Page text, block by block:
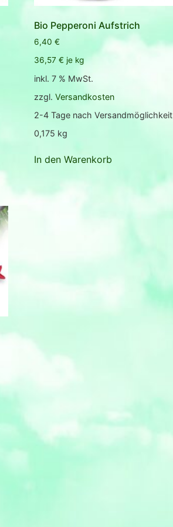
Bio Pepperoni Aufstrich
6,40 €
36,57 € je kg
inkl. 7 % MwSt.
zzgl. Versandkosten
2-4 Tage nach Versandmöglichkeit
0,175 kg
In den Warenkorb